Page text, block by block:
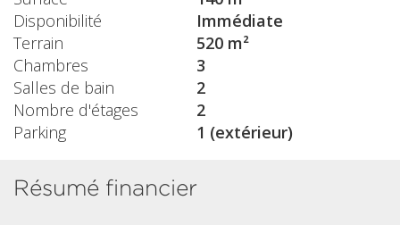
Disponibilité
Immédiate
Terrain
520 m²
Chambres
3
Salles de bain
2
Nombre d'étages
2
Parking
1 (extérieur)
Résumé financier